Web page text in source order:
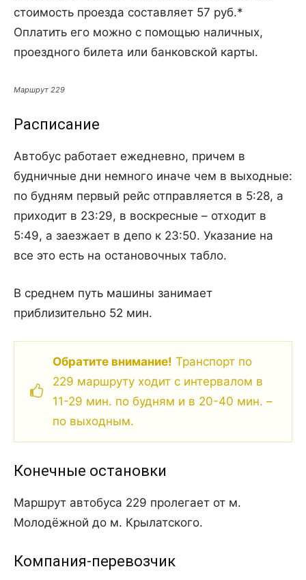
стоимость проезда составляет 57 руб.*
Оплатить его можно с помощью наличных,
проездного билета или банковской карты.
Маршрут 229
Расписание
Автобус работает ежедневно, причем в
будничные дни немного иначе чем в выходные:
по будням первый рейс отправляется в 5:28, а
приходит в 23:29, в воскресные – отходит в
5:49, а заезжает в депо к 23:50. Указание на
все это есть на остановочных табло.
В среднем путь машины занимает
приблизительно 52 мин.
Обратите внимание! Транспорт по
229 маршруту ходит с интервалом в
11-29 мин. по будням и в 20-40 мин. –
по выходным.
Конечные остановки
Маршрут автобуса 229 пролегает от м.
Молодёжной до м. Крылатского.
Компания-перевозчик